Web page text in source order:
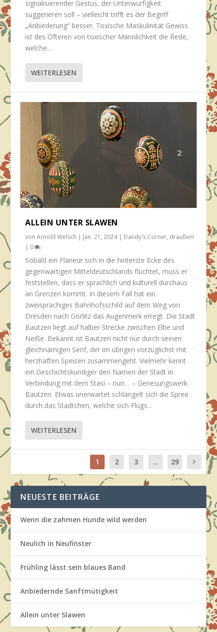
signalisierender Gestus, der Unterwürfigkeit
suggerieren soll – vielleicht trifft es der Begriff
„Anbiederung“ besser. Toxische Maskulinität Gewiss
ist des Öfteren von toxischer Männlichkeit die Rede,
welche...
WEITERLESEN
ALLEIN UNTER SLAWEN
vonArnold Welsch | Jan. 21, 2024| Dandy's Corner, draußen!
| 0
Sobald ein Flaneur sich in die hinterste Ecke des
gegenwärtigen Mitteldeutschlands flüchtet, muss er
feststellen, dass er sprachlich und kulturell durchaus
an Grenzen kommt. In diesem Fall hat ein
zweisprachiges Bahnhofsschild auf dem Weg von
Dresden nach Görlitz das Augenmerk erregt. Die Stadt
Bautzen liegt auf halber Strecke zwischen Elbe und
Neiße. Bekannt ist Bautzen nicht nur durch seinen
gleichnamigen Senf, der im übrigen vorzüglichst mit
herzhaften Speisen zusammengeht. Vielmehr kennt
ein Geschichtskundiger den Namen der Stadt in
Verbindung mit dem Stasi – nun… – Genesungswerk
Bautzen. Etwas unerwartet schlängelt sich die Spree
durch das Städtchen, welche sich Flugs...
WEITERLESEN
1 2 3 ... 29
NEUESTE BEITRÄGE
Wenn die zahmen Hunde wild werden
Neulich in Neufinster
Frühling lässt sein blaues Band
Anbiedernde Sanftmütigkeit
Allein unter Slawen